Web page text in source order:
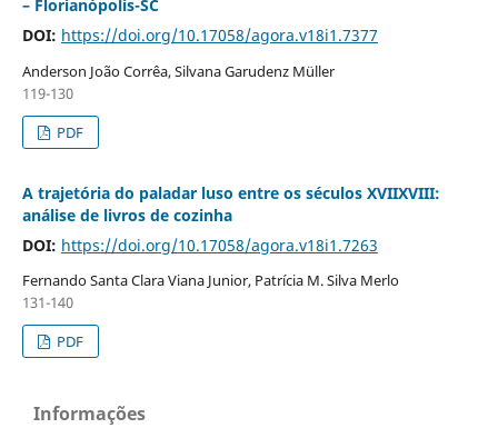
– Florianópolis-SC
DOI: https://doi.org/10.17058/agora.v18i1.7377
Anderson João Corrêa, Silvana Garudenz Müller
119-130
PDF
A trajetória do paladar luso entre os séculos XVII­XVIII:
análise de livros de cozinha
DOI: https://doi.org/10.17058/agora.v18i1.7263
Fernando Santa Clara Viana Junior, Patrícia M. Silva Merlo
131-140
PDF
Informações